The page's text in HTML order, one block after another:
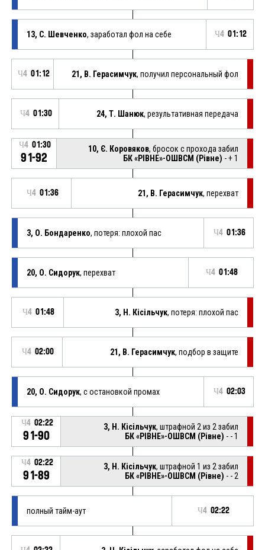
13, С. Шевченко, заработал фол на себе Ч4 01:12
Ч4 01:12 21, В. Герасимчук, получил персональный фол
Ч4 01:30 24, Т. Шанюк, результативная передача
Ч4 01:30
91-92
10, Є. Коровяков, бросок с прохода забил
БК «РІВНЕ»-ОШВСМ (Рівне) - + 1
Ч4 01:36 21, В. Герасимчук, перехват
3, О. Бондаренко, потеря: плохой пас Ч4 01:36
20, О. Сидорук, перехват Ч4 01:48
Ч4 01:48 3, Н. Кісільчук, потеря: плохой пас
Ч4 02:00 21, В. Герасимчук, подбор в защите
20, О. Сидорук, с остановкой промах Ч4 02:03
Ч4 02:22
91-90
3, Н. Кісільчук, штрафной 2 из 2 забил
БК «РІВНЕ»-ОШВСМ (Рівне) - - 1
Ч4 02:22
91-89
3, Н. Кісільчук, штрафной 1 из 2 забил
БК «РІВНЕ»-ОШВСМ (Рівне) - - 2
полный тайм-аут Ч4 02:22